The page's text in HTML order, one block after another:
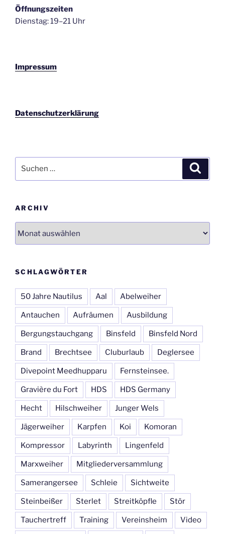
Öffnungszeiten
Dienstag: 19–21 Uhr
Impressum
Datenschutzerklärung
nach:
ARCHIV
SCHLAGWÖRTER
50 Jahre Nautilus Aal Abelweiher
Antauchen Aufräumen Ausbildung
Bergungstauchgang Binsfeld Binsfeld Nord
Brand Brechtsee Cluburlaub Deglersee
Divepoint Meedhupparu Fernsteinsee.
Gravière du Fort HDS HDS Germany
Hecht Hilschweiher Junger Wels
Jägerweiher Karpfen Koi Komoran
Kompressor Labyrinth Lingenfeld
Marxweiher Mitgliederversammlung
Samerangersee Schleie Sichtweite
Steinbeißer Sterlet Streitköpfle Stör
Tauchertreff Training Vereinsheim Video